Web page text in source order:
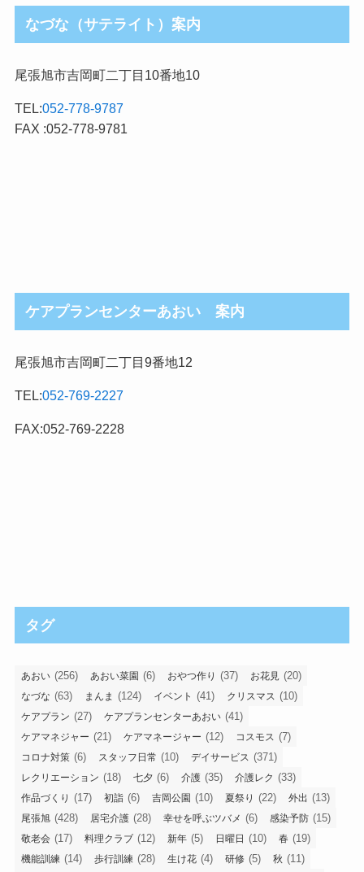
なづな（サテライト）案内
尾張旭市吉岡町二丁目10番地10
TEL:052-778-9787
FAX :052-778-9781
ケアプランセンターあおい 案内
尾張旭市吉岡町二丁目9番地12
TEL:052-769-2227
FAX:052-769-2228
タグ
あおい (256) あおい菜園 (6) おやつ作り (37) お花見 (20)
なづな (63) まんま (124) イベント (41) クリスマス (10)
ケアプラン (27) ケアプランセンターあおい (41)
ケアマネジャー (21) ケアマネージャー (12) コスモス (7)
コロナ対策 (6) スタッフ日常 (10) デイサービス (371)
レクリエーション (18) 七夕 (6) 介護 (35) 介護レク (33)
作品づくり (17) 初詣 (6) 吉岡公園 (10) 夏祭り (22) 外出 (13)
尾張旭 (428) 居宅介護 (28) 幸せを呼ぶツバメ (6) 感染予防 (15)
敬老会 (17) 料理クラブ (12) 新年 (5) 日曜日 (10) 春 (19)
機能訓練 (14) 歩行訓練 (28) 生け花 (4) 研修 (5) 秋 (11)